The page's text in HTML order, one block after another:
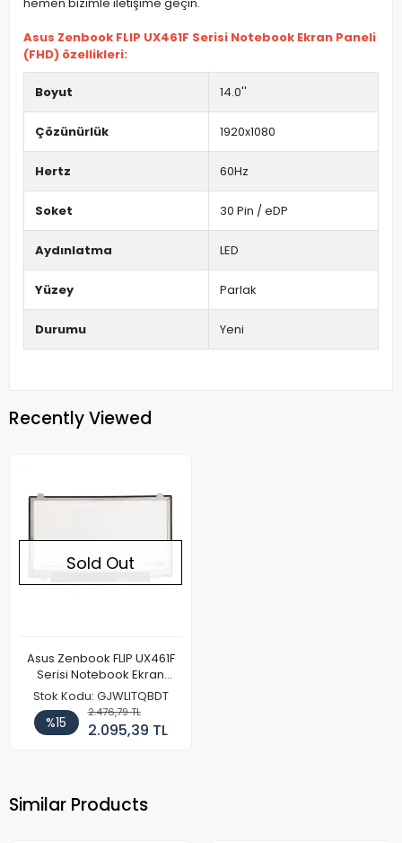
Asus Zenbook FLIP UX461F Serisi Notebook Ekran Paneli
(FHD) özellikleri:
Boyut 14.0''
Çözünürlük 1920x1080
Hertz 60Hz
Soket 30 Pin / eDP
Aydınlatma LED
Yüzey Parlak
Durumu Yeni
Recently Viewed
Sold Out
Asus Zenbook FLIP UX461F
Serisi Notebook Ekran
Paneli (FHD)
Stok Kodu: GJWLITQBDT
%15
2.476,79 TL
2.095,39 TL
Similar Products